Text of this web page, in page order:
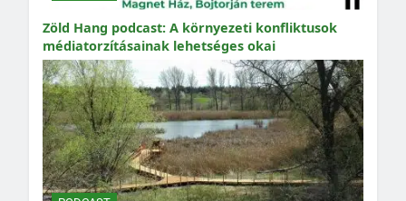
Zöld Hang podcast: A környezeti konfliktusok
médiatorzításainak lehetséges okai